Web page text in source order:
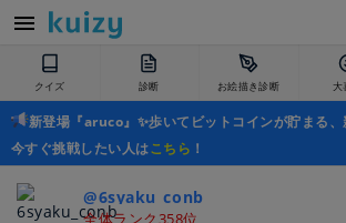
クイズ 診断 お絵描き診断 大
新登場『aruco』✨歩いてビットコインが貯まる、
今すぐ挑戦したい人はこちら ！
@6syaku_conb
全体ランク358位